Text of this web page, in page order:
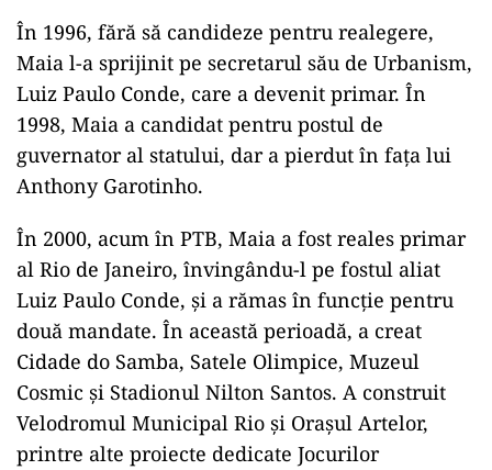
În 1996, fără să candideze pentru realegere,
Maia l-a sprijinit pe secretarul său de Urbanism,
Luiz Paulo Conde, care a devenit primar. În
1998, Maia a candidat pentru postul de
guvernator al statului, dar a pierdut în fața lui
Anthony Garotinho.
În 2000, acum în PTB, Maia a fost reales primar
al Rio de Janeiro, învingându-l pe fostul aliat
Luiz Paulo Conde, și a rămas în funcție pentru
două mandate. În această perioadă, a creat
Cidade do Samba, Satele Olimpice, Muzeul
Cosmic și Stadionul Nilton Santos. A construit
Velodromul Municipal Rio și Orașul Artelor,
printre alte proiecte dedicate Jocurilor